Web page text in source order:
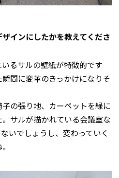
インにしたかを教えてくださ
るサルの壁紙が特徴的です
間に変革のきっかけになりそ
の張り地、カーペットを緑に
サルが描かれている会議室な
いでしょうし、変わっていく